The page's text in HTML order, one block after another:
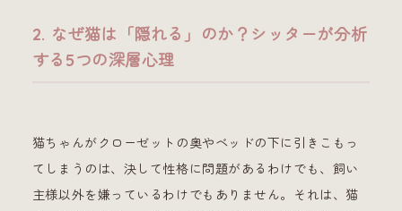
2. なぜ猫は「隠れる」のか？シッターが分析
する5つの深層心理
猫ちゃんがクローゼットの奥やベッドの下に引きこもっ
てしまうのは、決して性格に問題があるわけでも、飼い
主様以外を嫌っているわけでもありません。それは、猫